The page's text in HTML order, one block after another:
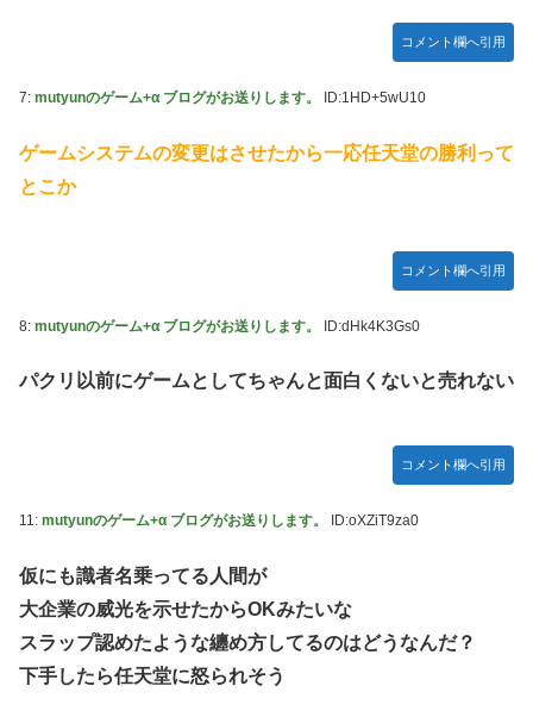
コメント欄へ引用
7: mutyunのゲーム+α ブログがお送りします。 ID:1HD+5wU10
ゲームシステムの変更はさせたから一応任天堂の勝利って
とこか
コメント欄へ引用
8: mutyunのゲーム+α ブログがお送りします。 ID:dHk4K3Gs0
パクリ以前にゲームとしてちゃんと面白くないと売れない
コメント欄へ引用
11: mutyunのゲーム+α ブログがお送りします。 ID:oXZiT9za0
仮にも識者名乗ってる人間が
大企業の威光を示せたからOKみたいな
スラップ認めたような纏め方してるのはどうなんだ？
下手したら任天堂に怒られそう